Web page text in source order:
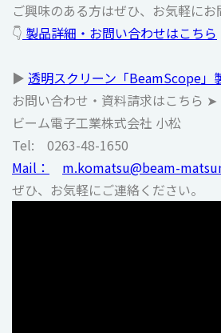
ご興味のある方はぜひ、お気軽にお
👇 製品詳細・お問い合わせはこちら
▶ 透明スクリーン「BeamScope」
お問い合わせ・資料請求はこちら ➤
ビーム電子工業株式会社 小松
Tel: 0263-48-1650
Mail：
m.komatsu@beam-
ぜひ、お気軽にご連絡ください。